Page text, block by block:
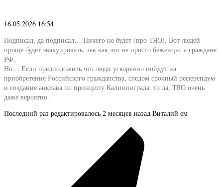
16.05.2026 16:54
Подписал, да подписал… Ничего не будет (про ТЯО). Вот людей
проще будет эвакуировать, так как это не просто беженцы, а граждане
РФ.
Но… Если предположить что люди ускоренно пойдут на
приобретение Российского гражданства, следом срочный референдум
и создание анклава по принципу Калининграда, то да, ТЯО очень
даже вероятно.
Последний раз редактировалось 2 месяцев назад Виталий ем